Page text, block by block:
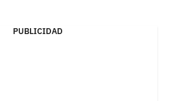
PUBLICIDAD